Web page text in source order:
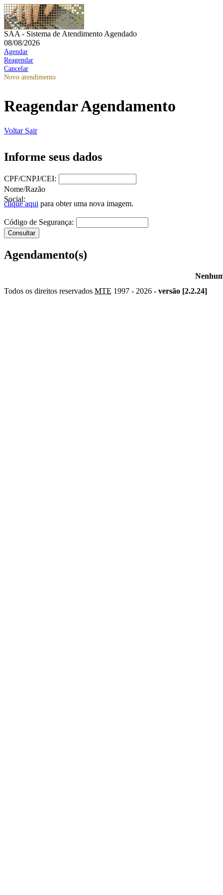
SAA - Sistema de Atendimento Agendado
08/08/2026
Agendar
Reagendar
Cancelar
Novo atendimento
Reagendar Agendamento
Voltar Sair
Informe seus dados
CPF/CNPJ/CEI:
Nome/Razão
Social:
clique aqui para obter uma nova imagem.
Código de Segurança:
Agendamento(s)
Todos os direitos reservados MTE 1997 - 2026 - versão [2.2.24]